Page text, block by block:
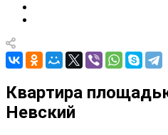
Квартира
Невский